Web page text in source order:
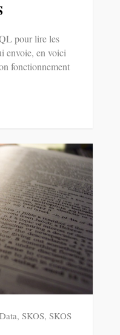
pour lire les
envoie, en voici
fonctionnement
, SKOS, SKOS